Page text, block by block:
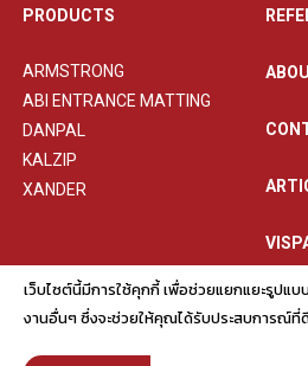
PRODUCTS
ARMSTRONG
ABI ENTRANCE MATTING
DANPAL
KALZIP
XANDER
เว็บไซต์นี้มีการใช้คุกกี้ เพื่อช่วยแยกแยะรูปแ
งานอื่นๆ ซึ่งจะช่วยให้คุณได้รับประสบการณ์ที่